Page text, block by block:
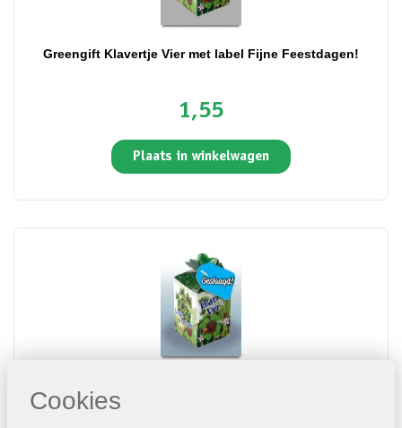
Cookies
Greengift Klavertje Vier met label Fijne Feestdagen!
1,55
Plaats in winkelwagen